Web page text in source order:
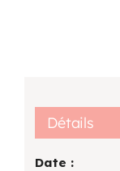
Détails
Date :